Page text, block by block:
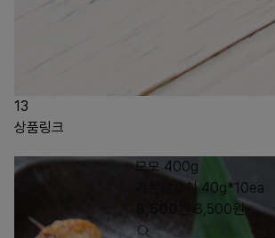
13
상품링크
모모 400g
기본닭꼬치 40g*10ea
8,500원